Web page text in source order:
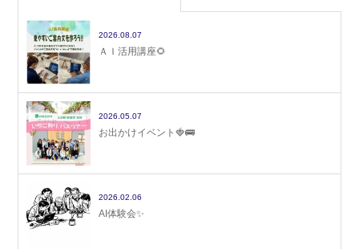
2026.08.07
ＡＩ活用講座🌻
2026.05.07
お出かけイベント🍓🚌
2026.02.06
AI体験会✨